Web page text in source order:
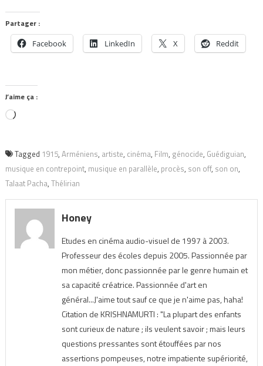
Partager :
Facebook LinkedIn X Reddit
J’aime ça :
Chargement…
Tagged 1915, Arméniens, artiste, cinéma, Film, génocide, Guédiguian,
musique en contrepoint, musique en parallèle, procès, son off, son on,
Talaat Pacha, Thélirian
Honey
Etudes en cinéma audio-visuel de 1997 à 2003.
Professeur des écoles depuis 2005. Passionnée par
mon métier, donc passionnée par le genre humain et
sa capacité créatrice. Passionnée d'art en
général...J'aime tout sauf ce que je n'aime pas, haha!
Citation de KRISHNAMURTI : "La plupart des enfants
sont curieux de nature ; ils veulent savoir ; mais leurs
questions pressantes sont étouffées par nos
assertions pompeuses, notre impatiente supériorité,